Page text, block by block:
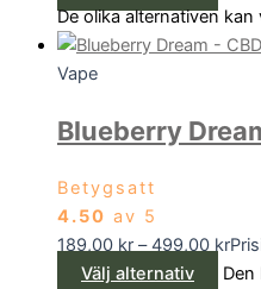
De olika alternativen
Vape
Blueberry
Betygsatt
4.50 av 5
189,00 kr – 499,00 kr
Välj alternativ
Den